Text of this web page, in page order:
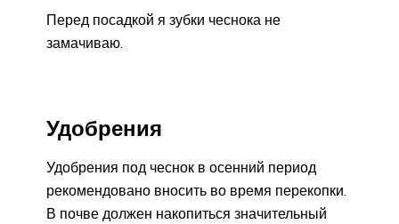
Перед посадкой я зубки чеснока не
замачиваю.
Удобрения
Удобрения под чеснок в осенний период
рекомендовано вносить во время перекопки.
В почве должен накопиться значительный